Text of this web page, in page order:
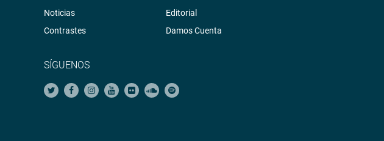
Noticias
Contrastes
Editorial
Damos Cuenta
SÍGUENOS